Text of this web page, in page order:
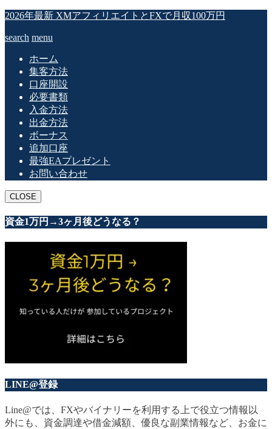
2026年最新 XMアフィリエイトとFXで月収100万円
search menu
ホーム
集客方法
口座開設
必要書類
入金方法
出金方法
ボーナス
追加口座
最強EAプレゼント
お問い合わせ
CLOSE
資金1万円→3ヶ月後どうなる？
LINE@登録
Line@では、FXやバイナリーを利用する上で役立つ情報以
外にも、資金調達や借金減額、優良な副業情報など、お金に